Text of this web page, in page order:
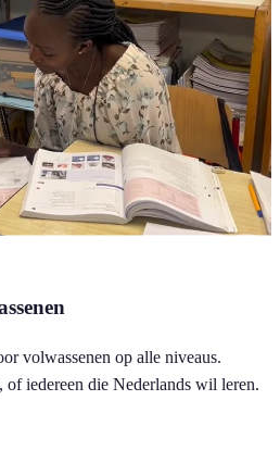
volwassenen op alle niveaus.
of iedereen die Nederlands wil leren.